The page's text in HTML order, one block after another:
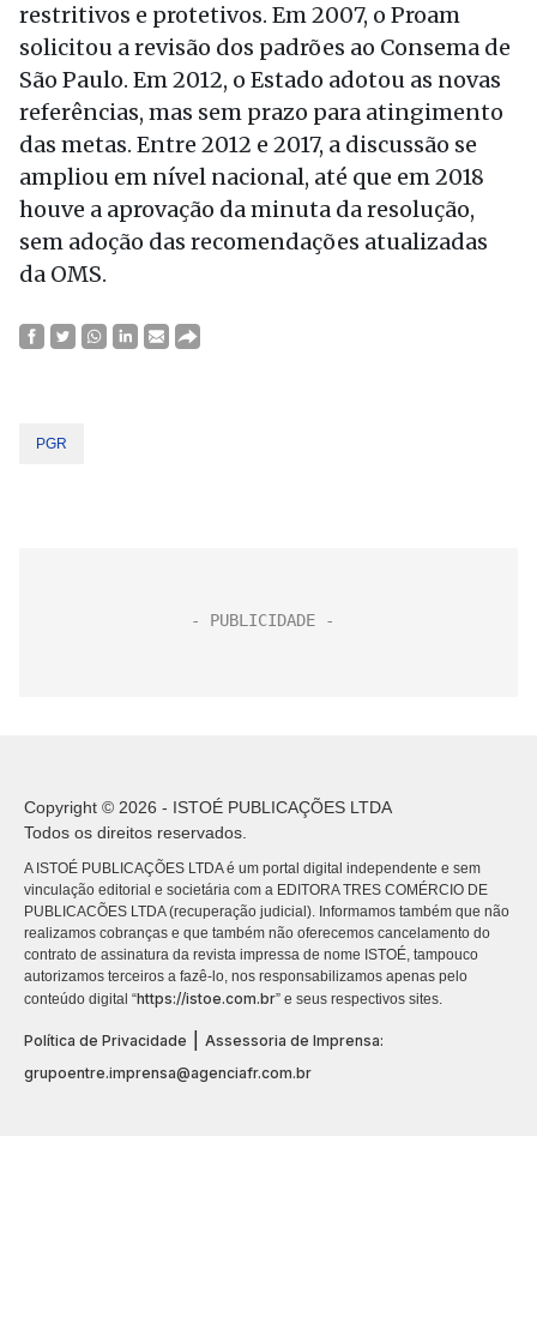
restritivos e protetivos. Em 2007, o Proam
solicitou a revisão dos padrões ao Consema de
São Paulo. Em 2012, o Estado adotou as novas
referências, mas sem prazo para atingimento
das metas. Entre 2012 e 2017, a discussão se
ampliou em nível nacional, até que em 2018
houve a aprovação da minuta da resolução,
sem adoção das recomendações atualizadas
da OMS.
PGR
Copyright © 2026 - ISTOÉ PUBLICAÇÕES LTDA
Todos os direitos reservados.
A ISTOÉ PUBLICAÇÕES LTDA é um portal digital independente e sem
vinculação editorial e societária com a EDITORA TRES COMÉRCIO DE
PUBLICACÕES LTDA (recuperação judicial). Informamos também que não
realizamos cobranças e que também não oferecemos cancelamento do
contrato de assinatura da revista impressa de nome ISTOÉ, tampouco
autorizamos terceiros a fazê-lo, nos responsabilizamos apenas pelo
conteúdo digital “https://istoe.com.br” e seus respectivos sites.
Política de Privacidade
Assessoria de Imprensa:
grupoentre.imprensa@agenciafr.com.br